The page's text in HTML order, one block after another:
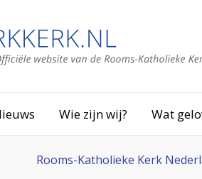
Wie zijn wij? Wat
Rooms-Katholieke Kerk